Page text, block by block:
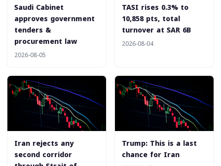
‎Saudi Cabinet
approves government
tenders &
procurement law
2026-08-05
‎TASI rises 0.3% to
10,858 pts, total
turnover at SAR 6B
2026-08-04
Iran rejects any
second corridor
Trump: This is a last
chance for Iran